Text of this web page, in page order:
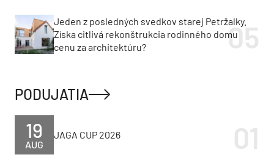
Jeden z posledných svedkov starej Petržalky.
Získa citlivá rekonštrukcia rodinného domu
cenu za architektúru?
PODUJATIA
AUG
19 JAGA CUP 2026